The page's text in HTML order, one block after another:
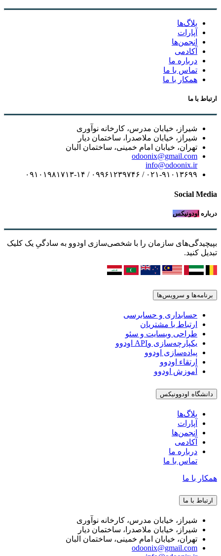
بلاگ‌ها
آپارات
انجمن‌ها
آکادمی
درباره ما
تماس با ما
همکار با ما
ارتباط با ما
شیراز، خیابان مدرس، کارخانه نوآوری
شیراز، خیابان ملاصدرا، ساختمان دیار
تهران، خیابان امام خمینی، ساختمان البان
odoonix@gmail.com
info@odoonix.ir
۰۲۱-۹۱۰۱۳۶۹۹ / ۰۹۹۶۱۲۳۹۷۴۶ / ۰۹۱۰۱۹۸۱۷۱۳-۱۴
Social Media
درباره اودونیکس
بپیچیدگی‌های سازمان را با شخصی‌سازی اودوو به سادگیِ یک کلیک
تبدیل کنید.
برنامه‌ها و سرویس‌ها
حسابداری و حسابرسی
ارتباط با مشتریان
طراحی وبسایت و سئو
یکپارچه‌سازی وAPI اودوو
پیاده‌سازی اودوو
ارتقاء اودوو
آموزش اودوو
دانشگاه اودوونیکس
بلاگ‌ها
آپارات
انجمن‌ها
آکادمی
درباره ما
تماس با ما
همکار با ما
ارتباط با ما
شیراز، خیابان مدرس، کارخانه نوآوری
شیراز، خیابان ملاصدرا، ساختمان دیار
تهران، خیابان امام خمینی، ساختمان البان
odoonix@gmail.com